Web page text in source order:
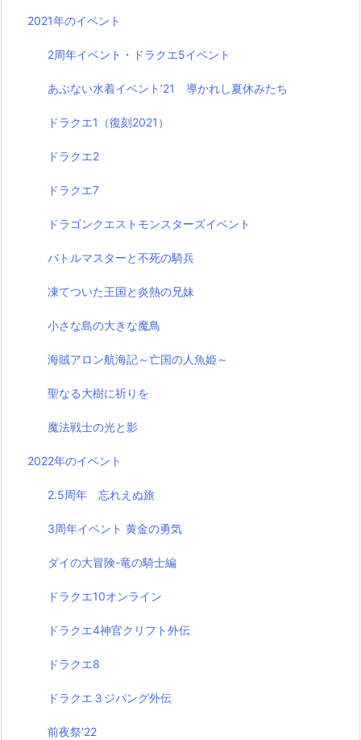
2021年のイベント
2周年イベント・ドラクエ5イベント
あぶない水着イベント’21 導かれし夏休みたち
ドラクエ1（復刻2021）
ドラクエ2
ドラクエ7
ドラゴンクエストモンスターズイベント
バトルマスターと不死の騎兵
凍てついた王国と炎熱の兄妹
小さな島の大きな魔鳥
海賊アロン航海記～亡国の人魚姫～
聖なる大樹に祈りを
魔法戦士の光と影
2022年のイベント
2.5周年 忘れえぬ旅
3周年イベント 黄金の勇気
ダイの大冒険-竜の騎士編
ドラクエ10オンライン
ドラクエ4神官クリフト外伝
ドラクエ8
ドラクエ３ジパング外伝
前夜祭'22